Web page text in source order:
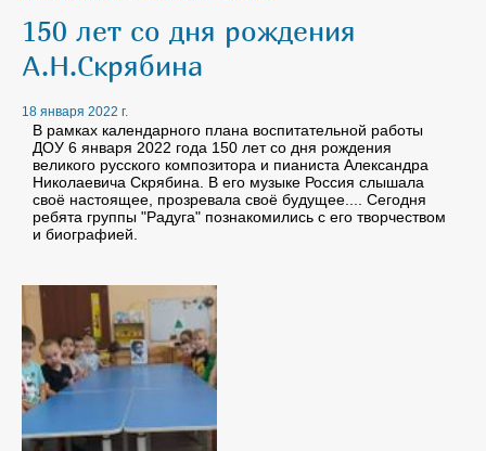
150 лет со дня рождения
А.Н.Скрябина
18 января 2022 г.
В рамках календарного плана воспитательной работы
ДОУ 6 января 2022 года 150 лет со дня рождения
великого русского композитора и пианиста Александра
Николаевича Скрябина. В его музыке Россия слышала
своё настоящее, прозревала своё будущее.... Сегодня
ребята группы "Радуга" познакомились с его творчеством
и биографией.